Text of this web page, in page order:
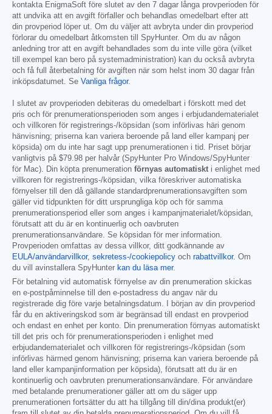
kontakta EnigmaSoft före slutet av den 7 dagar långa provperioden för
att undvika att en avgift förfaller och behandlas omedelbart efter att
din provperiod löper ut. Om du väljer att avbryta under din provperiod
förlorar du omedelbart åtkomsten till SpyHunter. Om du av någon
anledning tror att en avgift behandlades som du inte ville göra (vilket
till exempel kan bero på systemadministration) kan du också avbryta
och få full återbetalning för avgiften när som helst inom 30 dagar från
inköpsdatumet. Se Vanliga frågor.
I slutet av provperioden debiteras du omedelbart i förskott med det
pris och för prenumerationsperioden som anges i erbjudandematerialet
och villkoren för registrerings-/köpsidan (som införlivas häri genom
hänvisning; priserna kan variera beroende på land eller kampanj per
köpsida) om du inte har sagt upp prenumerationen i tid. Priset börjar
vanligtvis på $79.98 per halvår (SpyHunter Pro Windows/SpyHunter
för Mac). Din köpta prenumeration förnyas automatiskt i enlighet med
villkoren för registrerings-/köpsidan, vilka föreskriver automatiska
förnyelser till den då gällande standardprenumerationsavgiften som
gäller vid tidpunkten för ditt ursprungliga köp och för samma
prenumerationsperiod eller som anges i kampanjmaterialet/köpsidan,
förutsatt att du är en kontinuerlig och oavbruten
prenumerationsanvändare. Se köpsidan för mer information.
Provperioden omfattas av dessa villkor, ditt godkännande av
EULA/användarvillkor, sekretess-/cookiepolicy och rabattvillkor. Om
du vill avinstallera SpyHunter kan du läsa mer.
För betalning vid automatisk förnyelse av din prenumeration skickas
en e-postpåminnelse till den e-postadress du angav när du
registrerade dig före varje betalningsdatum. I början av din provperiod
får du en aktiveringskod som är begränsad till endast en provperiod
och endast en enhet per konto. Din prenumeration förnyas automatiskt
till det pris och för prenumerationsperioden i enlighet med
erbjudandematerialet och villkoren för registrerings-/köpsidan (som
införlivas härmed genom hänvisning; priserna kan variera beroende på
land eller kampanjinformation per köpsida), förutsatt att du är en
kontinuerlig och oavbruten prenumerationsanvändare. För användare
med betalande prenumerationer gäller att om du säger upp
prenumerationen fortsätter du att ha tillgång till din/dina produkt(er)